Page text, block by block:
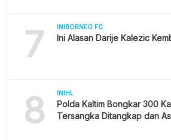
7 INIBORNEO FC
Ini Alasan Darije Kalezic
8 INIHL
Polda Kaltim Bongkar 300
Tersangka Ditangkap dan